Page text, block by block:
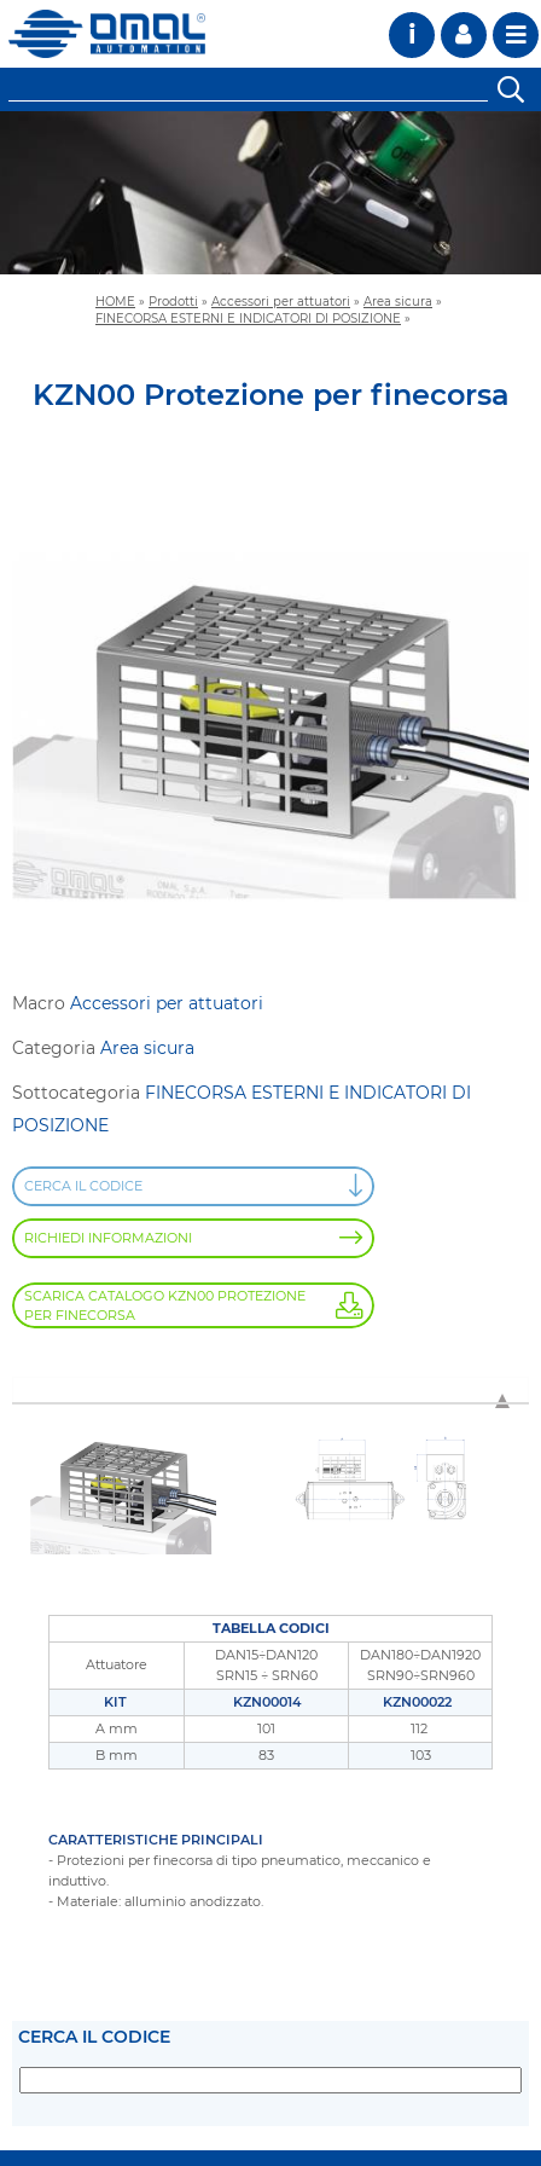
i
HOME » Prodotti » Accessori per attuatori » Area sicura »
FINECORSA ESTERNI E INDICATORI DI POSIZIONE »
KZN00 Protezione per finecorsa
Macro Accessori per attuatori
Categoria Area sicura
Sottocategoria FINECORSA ESTERNI E INDICATORI DI
POSIZIONE
CERCA IL CODICE
RICHIEDI INFORMAZIONI
SCARICA CATALOGO KZN00 PROTEZIONE
PER FINECORSA
TABELLA CODICI
Attuatore
DAN15÷DAN120
SRN15 ÷ SRN60
DAN180÷DAN1920
SRN90÷SRN960
KIT
KZN00014
KZN00022
A mm
101
112
B mm
83 103
CARATTERISTICHE PRINCIPALI
- Protezioni per finecorsa di tipo pneumatico, meccanico e
induttivo.
- Materiale: alluminio anodizzato.
CERCA IL CODICE